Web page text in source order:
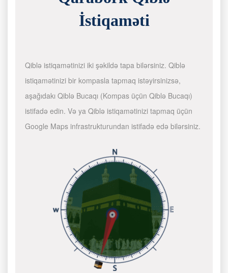
İstiqaməti
Qiblə istiqamətinizi iki şəkildə tapa bilərsiniz. Qiblə
istiqamətinizi bir kompasla tapmaq istəyirsinizsə,
aşağıdakı Qiblə Bucaqı (Kompas üçün Qiblə Bucaqı)
istifadə edin. Və ya Qiblə istiqamətinizi tapmaq üçün
Google Maps infrastrukturundan istifadə edə bilərsiniz.